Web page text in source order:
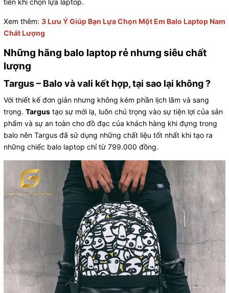
Xem thêm: 3 Lưu Ý Giúp Bạn Lựa Chọn Một Em Balo Laptop Nam
Chất Lượng
Những hãng balo laptop rẻ nhưng siêu chất
lượng
Targus – Balo và vali kết hợp, tại sao lại không ?
Với thiết kế đơn giản nhưng không kém phần lịch lãm và sang
trọng. Targus tạo sự mới lạ, luôn chú trọng vào sự tiện lợi của sản
phẩm và sự an toàn cho đồ đạc của khách hàng khi đựng trong
balo nên Targus đã sử dụng những chất liệu tốt nhất khi tạo ra
những chiếc balo laptop chỉ từ 799.000 đồng.